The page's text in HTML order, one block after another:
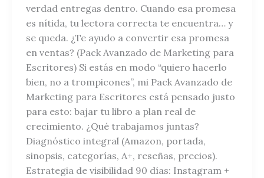
verdad entregas dentro. Cuando esa promesa
es nítida, tu lectora correcta te encuentra… y
se queda. ¿Te ayudo a convertir esa promesa
en ventas? (Pack Avanzado de Marketing para
Escritores) Si estás en modo “quiero hacerlo
bien, no a trompicones”, mi Pack Avanzado de
Marketing para Escritores está pensado justo
para esto: bajar tu libro a plan real de
crecimiento. ¿Qué trabajamos juntas?
Diagnóstico integral (Amazon, portada,
sinopsis, categorías, A+, reseñas, precios).
Estrategia de visibilidad 90 días: Instagram +